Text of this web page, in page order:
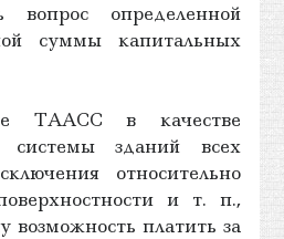
определенной
суммы капитальных
ТААСС в качестве
системы зданий всех
относительно
и т. п.,
возможность платить за